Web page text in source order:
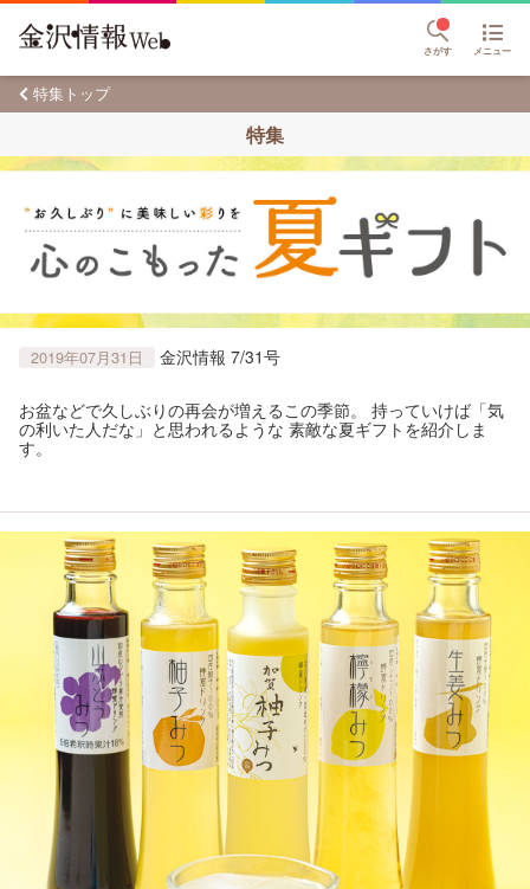
さがす メニュー
特集トップ
特集
2019年07月31日 金沢情報 7/31号
お盆などで久しぶりの再会が増えるこの季節。 持っていけば「気
の利いた人だな」と思われるような 素敵な夏ギフトを紹介しま
す。